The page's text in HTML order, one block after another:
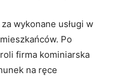
wykonane usługi w
Po
firma kominiarska
na ręce